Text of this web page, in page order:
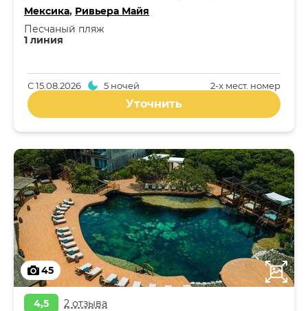
Мексика, Ривьера Майя
1 линия
Песчаный пляж
2-x мест. номер
С15.08.2026 5 ночей
Уточнить
45
4,5 2 отзыва